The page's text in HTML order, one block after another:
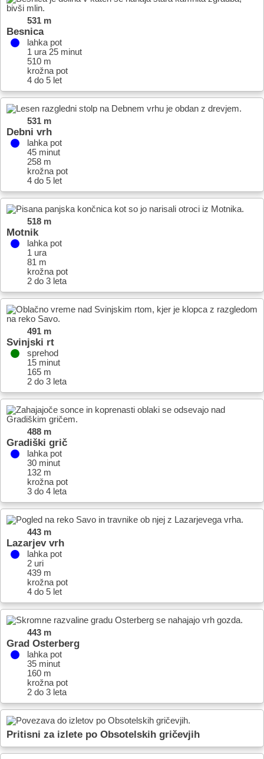
531 m
Besnica
lahka pot
1 ura 25 minut
510 m
krožna pot
4 do 5 let
531 m
Debni vrh
lahka pot
45 minut
258 m
krožna pot
4 do 5 let
518 m
Motnik
lahka pot
1 ura
81 m
krožna pot
2 do 3 leta
491 m
Svinjski rt
sprehod
15 minut
165 m
2 do 3 leta
488 m
Gradiški grič
lahka pot
30 minut
132 m
krožna pot
3 do 4 leta
443 m
Lazarjev vrh
lahka pot
2 uri
439 m
krožna pot
4 do 5 let
443 m
Grad Osterberg
lahka pot
35 minut
160 m
krožna pot
2 do 3 leta
Pritisni za izlete po Obsotelskih gričevjih